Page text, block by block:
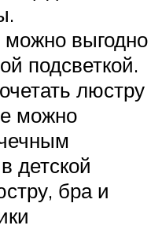
выгодно
подсветкой.
люстру
можно
детской
бра и